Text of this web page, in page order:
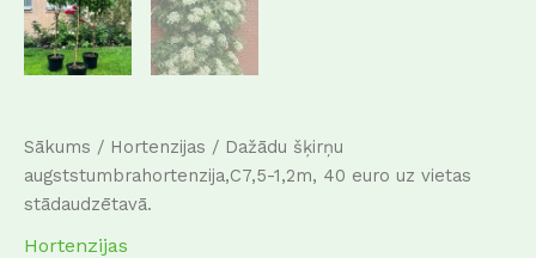
Sākums / Hortenzijas / Dažādu šķirņu
augststumbrahortenzija,C7,5-1,2m, 40 euro uz vietas
stādaudzētavā.
Hortenzijas